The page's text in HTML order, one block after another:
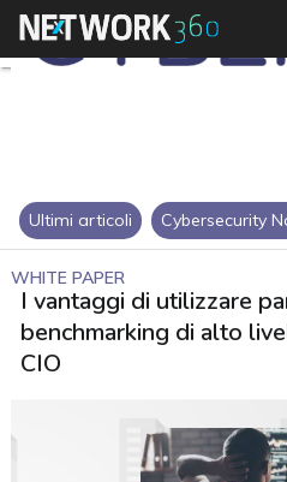
Ultimi articoli Cybersecurity
WHITE PAPER
I vantaggi di utilizzare
benchmarking di alto
CIO